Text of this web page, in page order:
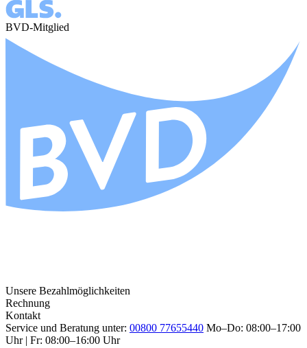
BVD-Mitglied
Unsere Bezahlmöglichkeiten
Rechnung
Kontakt
Service und Beratung unter: 00800 77655440 Mo–Do: 08:00–17:00
Uhr | Fr: 08:00–16:00 Uhr